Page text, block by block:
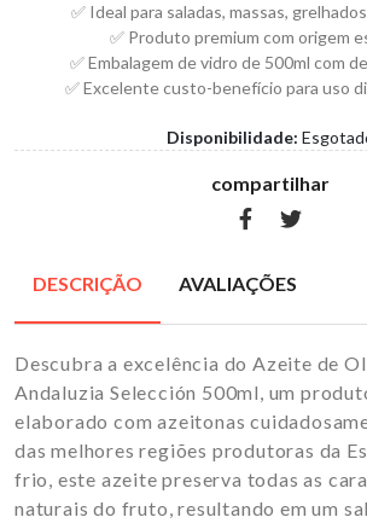
✅ Ideal para saladas, massas,
✅ Produto premium com origem
✅ Embalagem de vidro de 500ml com
✅ Excelente custo-benefício para uso
Disponibilidade:
compartilhar
DESCRIÇÃO AVALIAÇÕES
Descubra a excelência do Azeite de
Andaluzia Selección 500ml, um
elaborado com azeitonas
das melhores regiões produtoras da
frio, este azeite preserva todas as
naturais do fruto, resultando em um